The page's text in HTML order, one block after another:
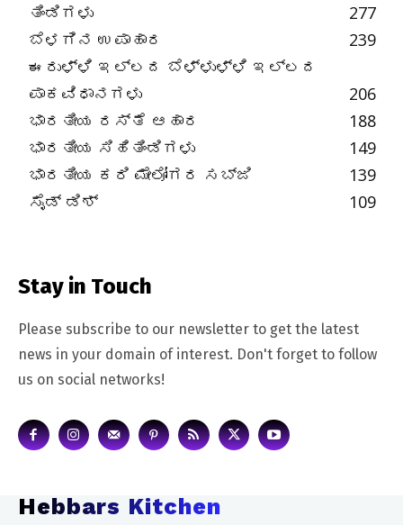
ತಿಂಡಿಗಳು
277
ಬೆಳಗಿನ ಉಪಾಹಾರ
239
ಈರುಳ್ಳಿ ಇಲ್ಲದ ಬೆಳ್ಳುಳ್ಳಿ ಇಲ್ಲದ
ಪಾಕವಿಧಾನಗಳು
206
ಭಾರತೀಯ ರಸ್ತೆ ಆಹಾರ
188
ಭಾರತೀಯ ಸಿಹಿತಿಂಡಿಗಳು
149
ಭಾರತೀಯ ಕರಿ ಮೇಲೋಗರ ಸಬ್ಜಿ
139
ಸೈಡ್ ಡಿಶ್
109
Stay in Touch
Please subscribe to our newsletter to get the latest
news in your domain of interest. Don't forget to follow
us on social networks!
Hebbars Kitchen